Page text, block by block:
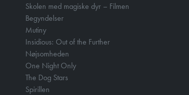
Skolen med magiske dyr – Filmen
Begyndelser
Mutiny
Insidious: Out of the Further
Nøjsomheden
One Night Only
The Dog Stars
Spirillen